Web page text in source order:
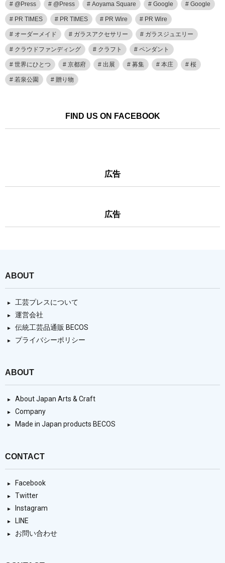
@Press @Press Aoyama Square Google Google
PR TIMES PR TIMES PR Wire PR Wire
オーダーメイド ガラスアクセサリー ガラスジュエリー
クラウドファンディング クラフト ペンダント
世界にひとつ 京都府 出展 募集 本庄 桜
若泉公園 贈り物
FIND US ON FACEBOOK
広告
広告
ABOUT
工芸プレスについて
運営会社
伝統工芸品通販 BECOS
プライバシーポリシー
ABOUT
About Japan Arts & Craft
Company
Made in Japan products BECOS
CONTACT
Facebook
Twitter
Instagram
LINE
お問い合わせ